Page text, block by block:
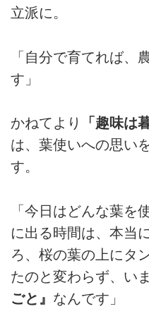
立派に。
「自分で育てれば、
す」
かねてより 「趣味は
は、葉使いへの思い
す。
「今日はどんな葉を
に出る時間は、本当
ろ、桜の葉の上にタ
たのと変わらず、い
ごと』 なんです」